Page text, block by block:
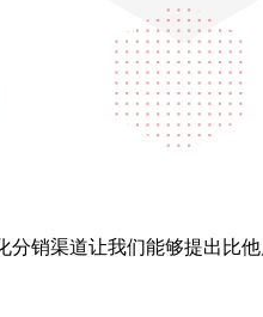
销渠道让我们能够提出比